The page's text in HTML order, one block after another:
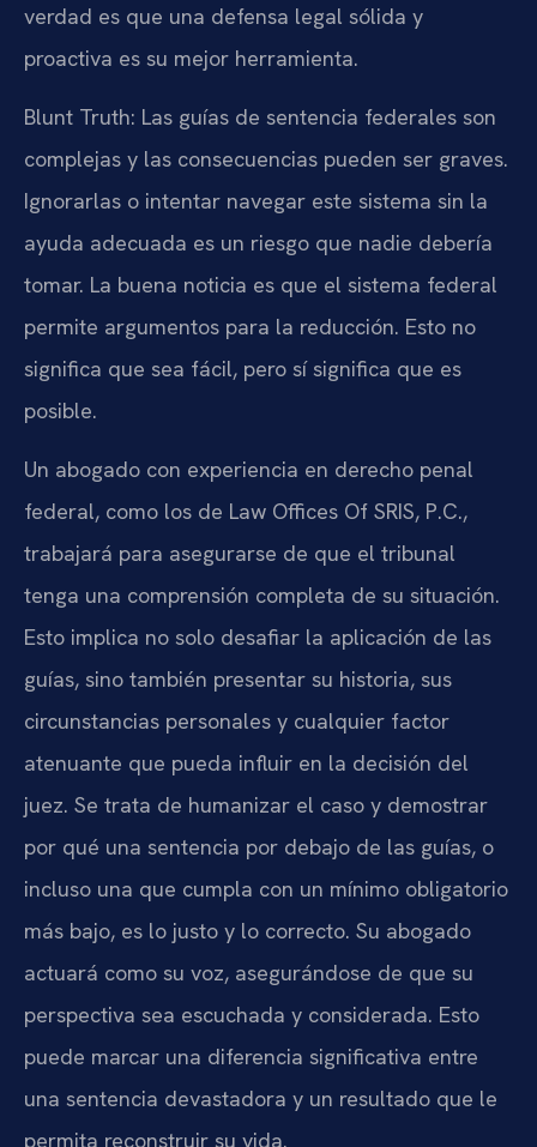
verdad es que una defensa legal sólida y
proactiva es su mejor herramienta.
Blunt Truth: Las guías de sentencia federales son
complejas y las consecuencias pueden ser graves.
Ignorarlas o intentar navegar este sistema sin la
ayuda adecuada es un riesgo que nadie debería
tomar. La buena noticia es que el sistema federal
permite argumentos para la reducción. Esto no
significa que sea fácil, pero sí significa que es
posible.
Un abogado con experiencia en derecho penal
federal, como los de Law Offices Of SRIS, P.C.,
trabajará para asegurarse de que el tribunal
tenga una comprensión completa de su situación.
Esto implica no solo desafiar la aplicación de las
guías, sino también presentar su historia, sus
circunstancias personales y cualquier factor
atenuante que pueda influir en la decisión del
juez. Se trata de humanizar el caso y demostrar
por qué una sentencia por debajo de las guías, o
incluso una que cumpla con un mínimo obligatorio
más bajo, es lo justo y lo correcto. Su abogado
actuará como su voz, asegurándose de que su
perspectiva sea escuchada y considerada. Esto
puede marcar una diferencia significativa entre
una sentencia devastadora y un resultado que le
permita reconstruir su vida.